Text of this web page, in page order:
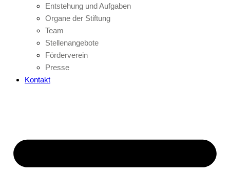
Entstehung und Aufgaben
Organe der Stiftung
Team
Stellenangebote
Förderverein
Presse
Kontakt